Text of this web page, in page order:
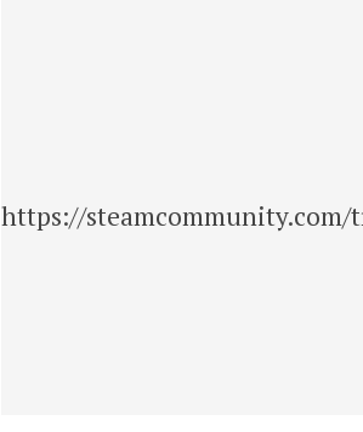
https://steamcommunity.com/